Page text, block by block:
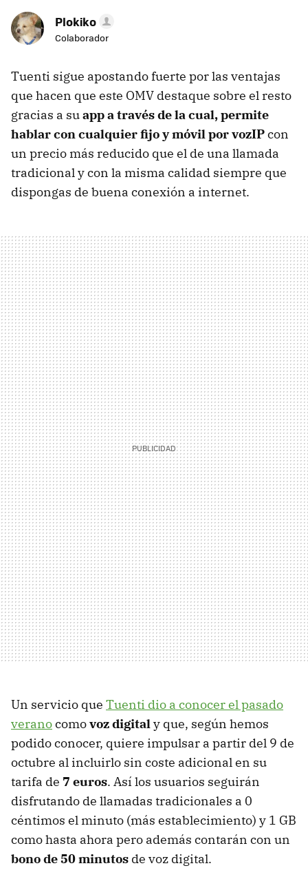
Plokiko
Colaborador
Tuenti sigue apostando fuerte por las ventajas
que hacen que este OMV destaque sobre el resto
gracias a suapp a través de la cual, permite
hablar con cualquier fijo y móvil por vozIPcon
un precio más reducido que el de una llamada
tradicional y con la misma calidad siempre que
dispongas de buena conexión a internet.
Un servicio que Tuenti dio a conocer el pasado
veranocomovoz digitaly que, según hemos
podido conocer, quiere impulsar a partir del 9 de
octubre al incluirlo sin coste adicional en su
tarifa de 7 euros. Así los usuarios seguirán
disfrutando de llamadas tradicionales a 0
céntimos el minuto (más establecimiento) y 1 GB
como hasta ahora pero además contarán con un
bono de 50 minutos de voz digital.